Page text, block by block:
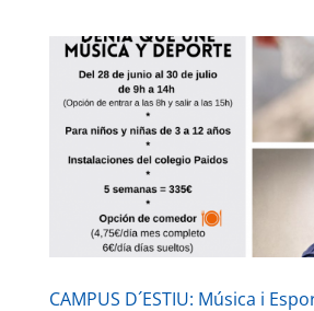
CAMPUS D´ESTIU: Música i